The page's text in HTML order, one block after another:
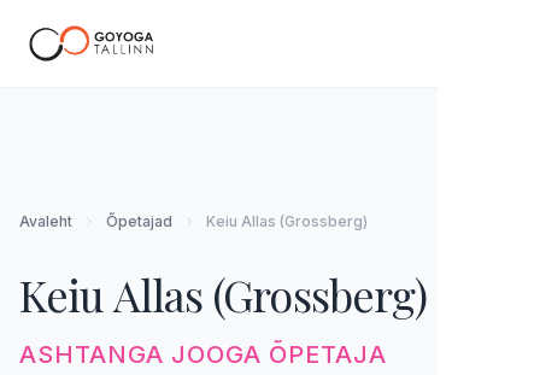
Avaleht Õpetajad Keiu Allas (Grossberg)
Keiu Allas (Grossberg)
ASHTANGA JOOGA ÕPETAJA